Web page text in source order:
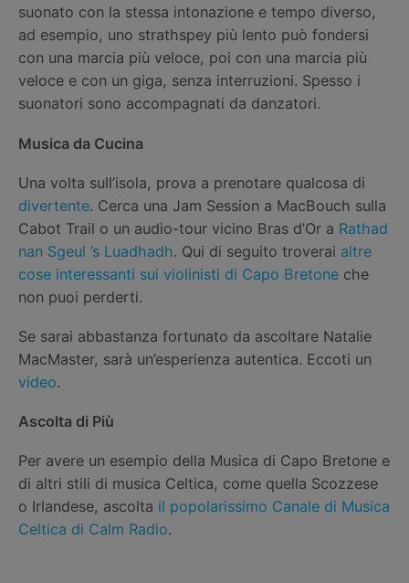
suonato con la stessa intonazione e tempo diverso,
ad esempio, uno strathspey più lento può fondersi
con una marcia più veloce, poi con una marcia più
veloce e con un giga, senza interruzioni. Spesso i
suonatori sono accompagnati da danzatori.
Musica da Cucina
Una volta sull’isola, prova a prenotare qualcosa di
divertente. Cerca una Jam Session a MacBouch sulla
Cabot Trail o un audio-tour vicino Bras d’Or a Rathad
nan Sgeul ’s Luadhadh. Qui di seguito troverai altre
cose interessanti sui violinisti di Capo Bretone che
non puoi perderti.
Se sarai abbastanza fortunato da ascoltare Natalie
MacMaster, sarà un’esperienza autentica. Eccoti un
video.
Ascolta di Più
Per avere un esempio della Musica di Capo Bretone e
di altri stili di musica Celtica, come quella Scozzese
o Irlandese, ascolta il popolarissimo Canale di Musica
Celtica di Calm Radio.